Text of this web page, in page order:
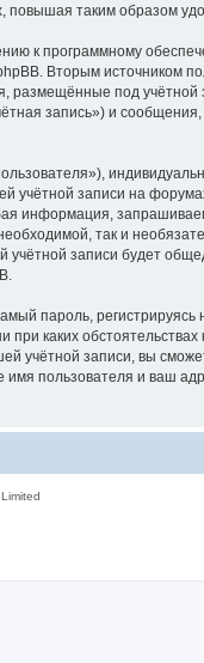
таким образом
к программному
Вторым источником
под
запись») и
записи на
информация,
так и
записи будет
пароль, регистрируясь
каких
учётной записи, вы
пользователя и ваш